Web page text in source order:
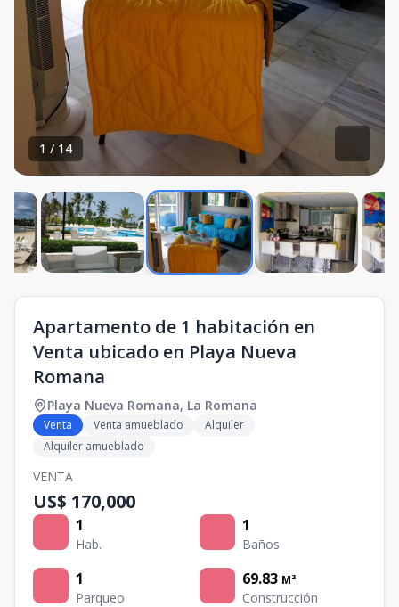
1 / 14
Apartamento de 1 habitación en
Venta ubicado en Playa Nueva
Romana
Playa Nueva Romana, La Romana
Venta Venta amueblado
Alquiler
Alquiler amueblado
VENTA
US$ 170,000
1
Hab.
1
Baños
1
Parqueo
69.83 M²
Construcción